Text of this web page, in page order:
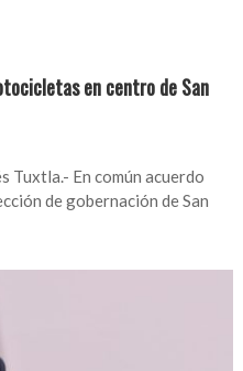
en centro de San
Tuxtla.- En común acuerdo
de gobernación de San